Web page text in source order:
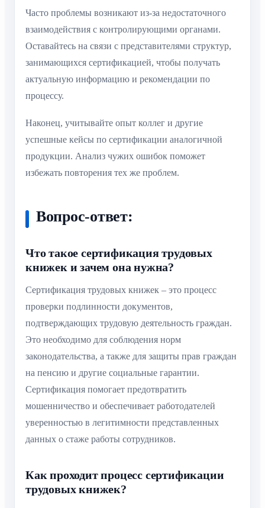
Часто проблемы возникают из-за недостаточного
взаимодействия с контролирующими органами.
Оставайтесь на связи с представителями структур,
занимающихся сертификацией, чтобы получать
актуальную информацию и рекомендации по
процессу.
Наконец, учитывайте опыт коллег и другие
успешные кейсы по сертификации аналогичной
продукции. Анализ чужих ошибок поможет
избежать повторения тех же проблем.
Вопрос-ответ:
Что такое сертификация трудовых
книжек и зачем она нужна?
Сертификация трудовых книжек – это процесс
проверки подлинности документов,
подтверждающих трудовую деятельность граждан.
Это необходимо для соблюдения норм
законодательства, а также для защиты прав граждан
на пенсию и другие социальные гарантии.
Сертификация помогает предотвратить
мошенничество и обеспечивает работодателей
уверенностью в легитимности представленных
данных о стаже работы сотрудников.
Как проходит процесс сертификации
трудовых книжек?